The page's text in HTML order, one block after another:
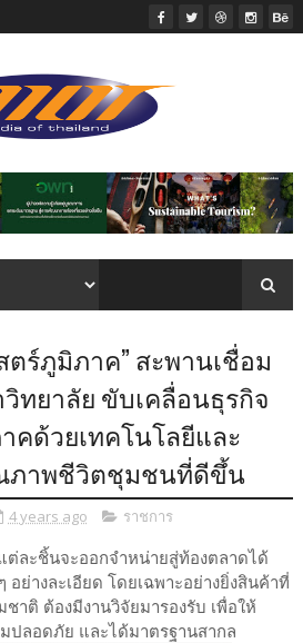
ร์ภูมิภาค” สะพานเชื่อม
ทยาลัย ขับเคลื่อนธุรกิจ
คด้วยเทคโนโลยีและ
ภาพชีวิตชุมชนที่ดีขึ้น
4 years ago ราชการ
ละชิ้นจะออกจำหน่ายสู่ท้องตลาดได้
ย่างละเอียด โดยเฉพาะอย่างยิ่งสินค้าที่
าติ ต้องมีงานวิจัยมารองรับ เพื่อให้
ลอดภัย และได้มาตรฐานสากล